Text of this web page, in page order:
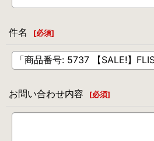
件名 [必須]
お問い合わせ内容 [必須]